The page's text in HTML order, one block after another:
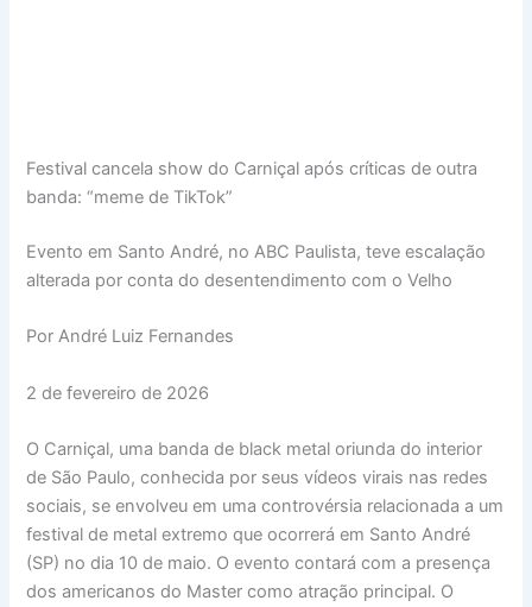
Festival cancela show do Carniçal após críticas de outra
banda: “meme de TikTok”
Evento em Santo André, no ABC Paulista, teve escalação
alterada por conta do desentendimento com o Velho
Por André Luiz Fernandes
2 de fevereiro de 2026
O Carniçal, uma banda de black metal oriunda do interior
de São Paulo, conhecida por seus vídeos virais nas redes
sociais, se envolveu em uma controvérsia relacionada a um
festival de metal extremo que ocorrerá em Santo André
(SP) no dia 10 de maio. O evento contará com a presença
dos americanos do Master como atração principal. O